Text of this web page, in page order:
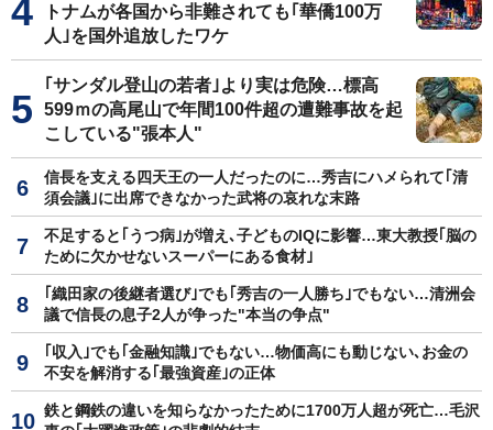
トナムが各国から非難されても｢華僑100万
人｣を国外追放したワケ
｢サンダル登山の若者｣より実は危険…標高
599ｍの高尾山で年間100件超の遭難事故を起
こしている"張本人"
信長を支える四天王の一人だったのに…秀吉にハメられて｢清
須会議｣に出席できなかった武将の哀れな末路
不足すると｢うつ病｣が増え､子どものIQに影響…東大教授｢脳の
ために欠かせないスーパーにある食材｣
｢織田家の後継者選び｣でも｢秀吉の一人勝ち｣でもない…清洲会
議で信長の息子2人が争った"本当の争点"
｢収入｣でも｢金融知識｣でもない…物価高にも動じない､お金の
不安を解消する｢最強資産｣の正体
鉄と鋼鉄の違いを知らなかったために1700万人超が死亡…毛沢